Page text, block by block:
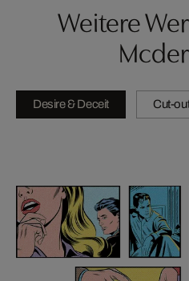
Weitere
Desire & Deceit Cut-